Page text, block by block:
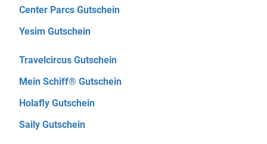
Center Parcs Gutschein
Yesim Gutschein
Travelcircus Gutschein
Mein Schiff® Gutschein
Holafly Gutschein
Saily Gutschein